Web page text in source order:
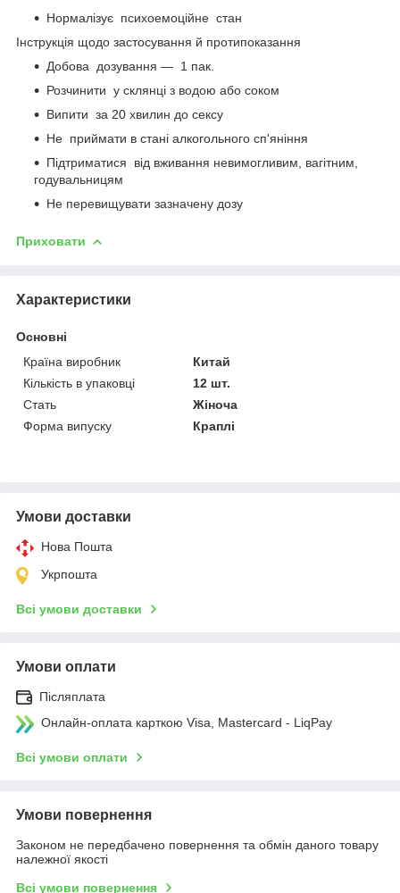
Нормалізує психоемоційне стан
Інструкція щодо застосування й протипоказання
Добова дозування — 1 пак.
Розчинити у склянці з водою або соком
Випити за 20 хвилин до сексу
Не приймати в стані алкогольного сп'яніння
Підтриматися від вживання невимогливим, вагітним,
годувальницям
Не перевищувати зазначену дозу
Приховати
Характеристики
Основні
Країна виробник
Китай
Кількість в упаковці
12 шт.
Стать
Жіноча
Форма випуску
Краплі
Умови доставки
Нова Пошта
Укрпошта
Всі умови доставки
Умови оплати
Післяплата
Онлайн-оплата карткою Visa, Mastercard - LiqPay
Всі умови оплати
Умови повернення
Законом не передбачено повернення та обмін даного товару
належної якості
Всі умови повернення